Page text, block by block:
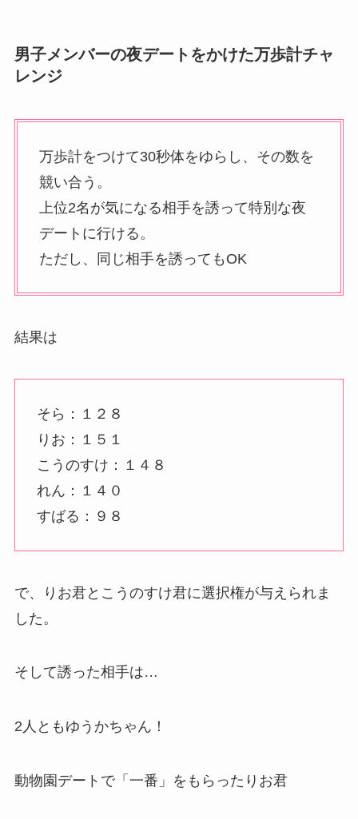
男子メンバーの夜デートをかけた万歩計チャ
レンジ
万歩計をつけて30秒体をゆらし、その数を
競い合う。
上位2名が気になる相手を誘って特別な夜
デートに行ける。
ただし、同じ相手を誘ってもOK
結果は
そら：１２８
りお：１５１
こうのすけ：１４８
れん：１４０
すばる：９８
で、りお君とこうのすけ君に選択権が与えられま
した。
そして誘った相手は…
2人ともゆうかちゃん！
動物園デートで「一番」をもらったりお君